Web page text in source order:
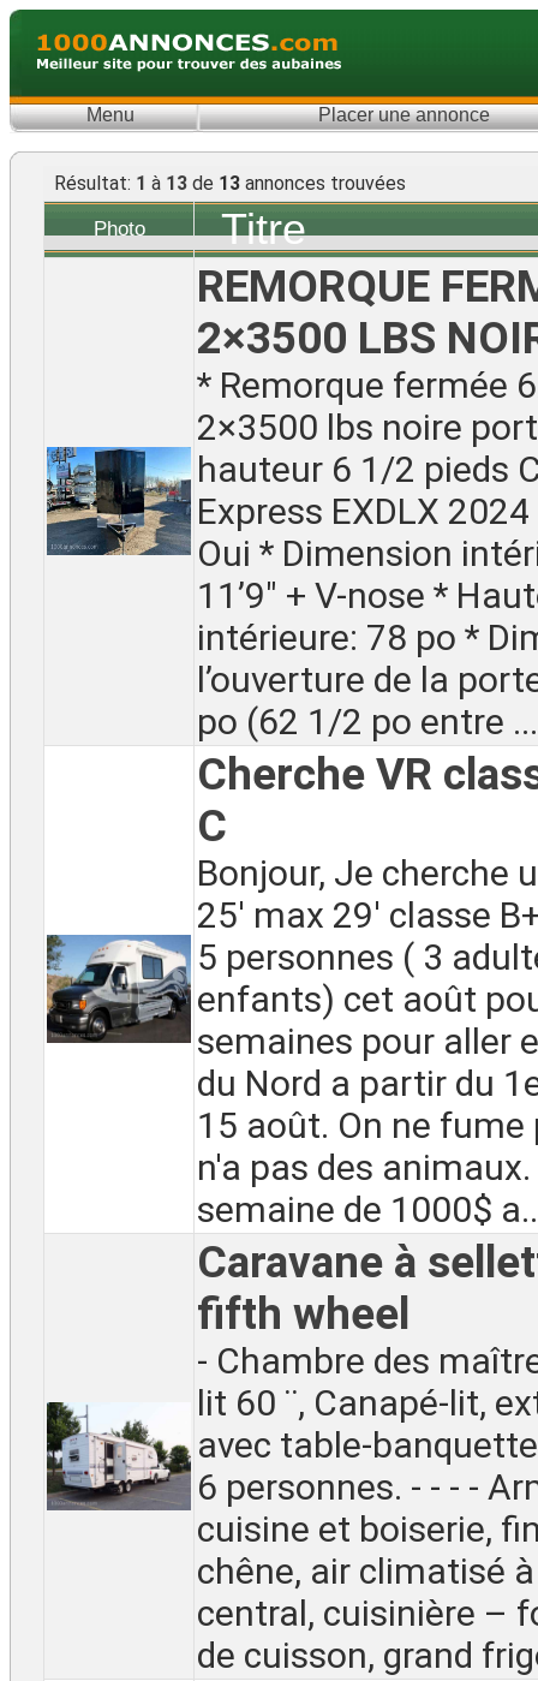
Menu Placer une annonce
Résultat: 1 à 13 de 13 annonces trouvées
Photo
Titre
REMORQUE
2×3500 LBS
* Remorque fermée
2×3500 lbs noire
hauteur 6 1/2 pieds
Express EXDLX
Oui * Dimension
11’9″ + V-nose *
intérieure: 78 po *
l’ouverture de la
po (62 1/2 po entre ...
Cherche VR
C
Bonjour, Je cherche
25' max 29' classe
5 personnes ( 3
enfants) cet août
semaines pour aller
du Nord a partir du
15 août. On ne fume
n'a pas des
semaine de 1000$
Caravane à
fifth wheel
- Chambre des
lit 60 ¨, Canapé-lit,
avec table-
6 personnes. - - - -
cuisine et boiserie,
chêne, air climatisé
central, cuisinière –
de cuisson, grand